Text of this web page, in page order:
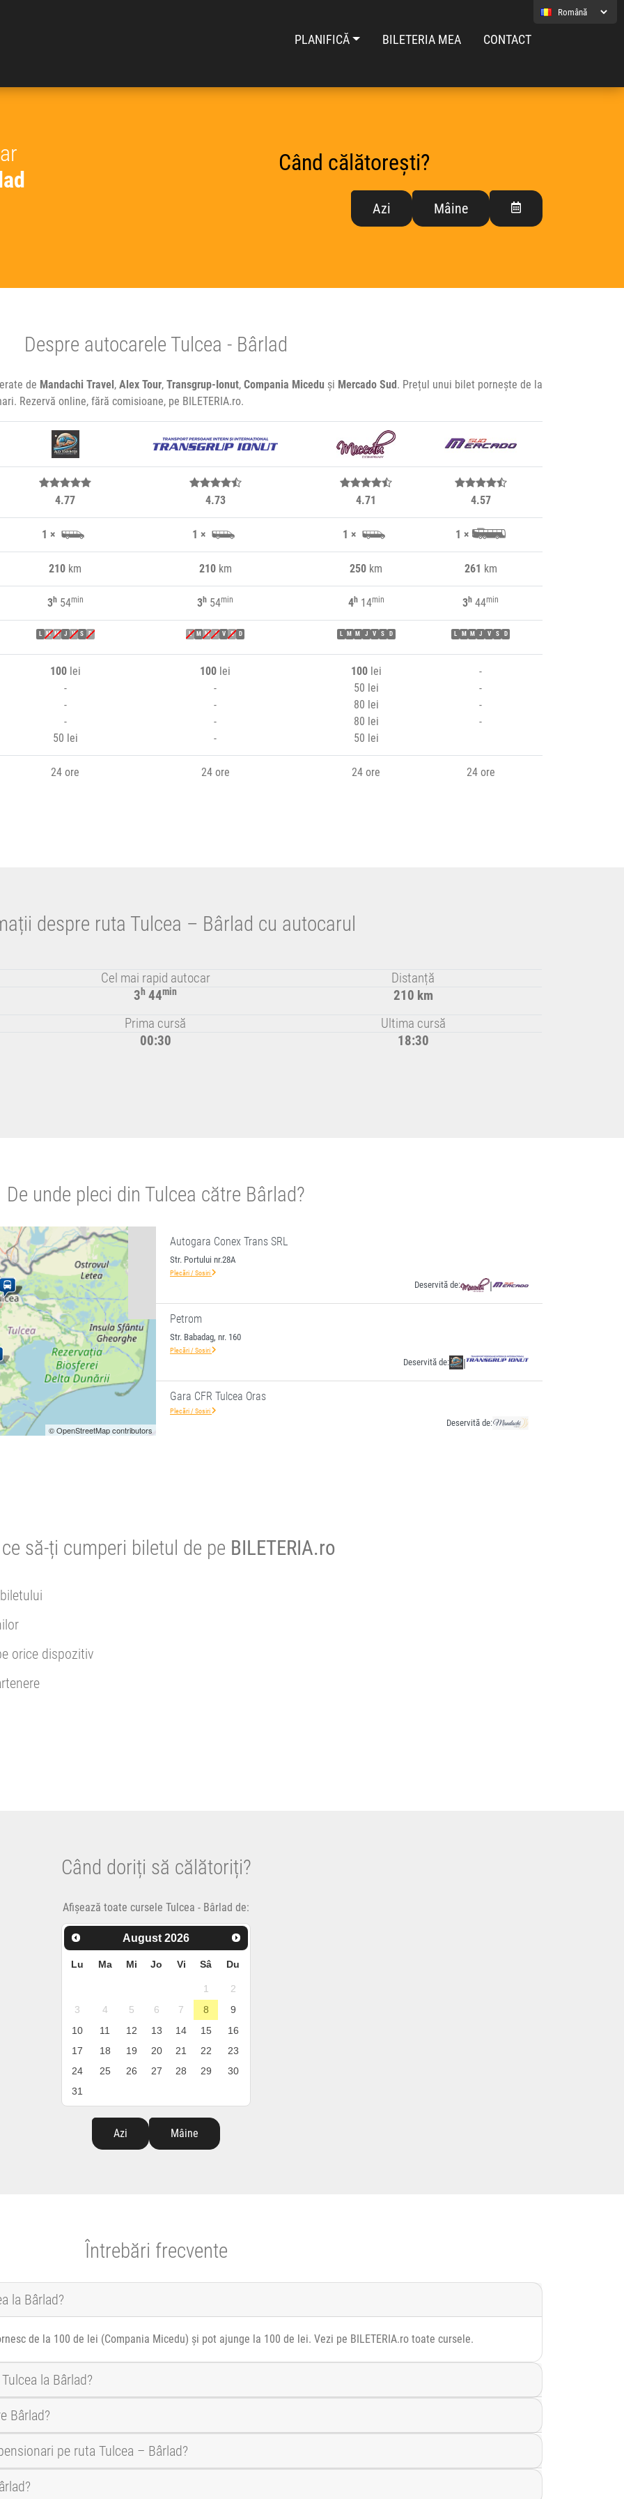
PLANIFICĂ BILETERIA MEA CONTACT
Când călătorești?
Azi Mâine
Despre autocarele Tulcea - Bârlad
de Mandachi Travel, Alex Tour, Transgrup-Ionut, Compania Micedu și Mercado Sud. Prețul unui bilet pornește de la
Rezervă online, fără comisioane, pe BILETERIA.ro.
4.77 4.73 4.71 4.57
1 × 1 × 1 × 1 ×
210 km 210km 250 km 261 km
3h54min 3h 54min 4h14min 3h 44min
M M J V S D L M M J V S D M M J V S D M M J V S D
100lei
-
-
-
50 lei
100 lei
-
-
-
-
100lei
50 lei
80 lei
80 lei
50 lei
-
-
-
-
24 ore 24 ore 24 ore 24 ore
despre ruta Tulcea – Bârlad cu autocarul
Cel mai rapid autocar
3h 44min
Distanță
210 km
Prima cursă
00:30
Ultima cursă
18:30
De unde pleci din Tulcea către Bârlad?
© OpenStreetMap contributors
Autogara Conex Trans SRL
Str. Portului nr.28A
Plecări / Sosiri
Deservită de: |
Petrom
Str. Babadag, nr. 160
Plecări / Sosiri
Deservită de: |
Gara CFR Tulcea Oras
Plecări / Sosiri
Deservită de:
să-ți cumperi biletul de pe BILETERIA.ro
orice dispozitiv
Când doriți să călătoriți?
Afișează toate cursele Tulcea - Bârlad de:
August 2026
Lu Ma Mi Jo Vi Sâ Du
1
2
3
4 5 6 7 8
9
10
11 12 13 14 15
16
17
18 19 20 21 22
23
24
25 26 27 28 29
30
31
Azi Mâine
Întrebări frecvente
la Bârlad?
de la 100 de lei (Compania Micedu) și pot ajunge la 100 de lei. Vezi pe BILETERIA.ro toate cursele.
la Bârlad?
Bârlad?
pe ruta Tulcea – Bârlad?